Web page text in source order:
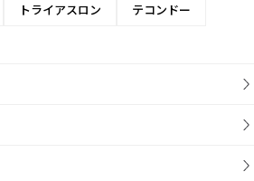
トライアスロン テコンドー